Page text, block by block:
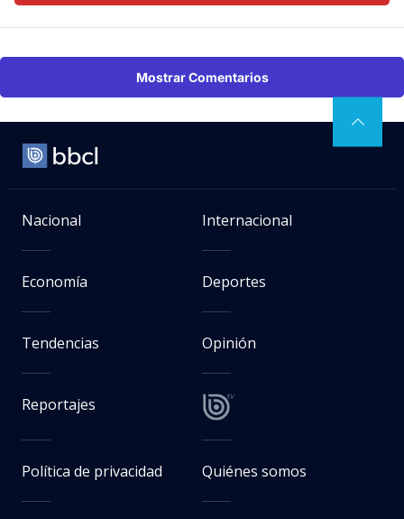
Mostrar Comentarios
Nacional Internacional
Economía Deportes
Tendencias Opinión
Reportajes
Política de privacidad Quiénes somos